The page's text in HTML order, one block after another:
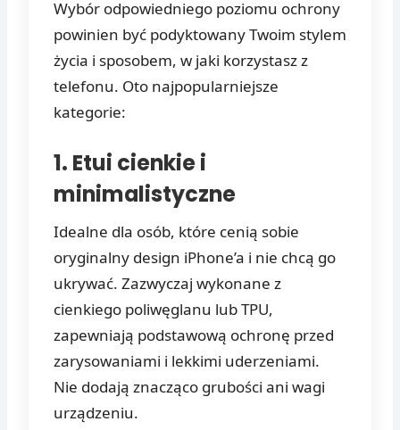
Wybór odpowiedniego poziomu ochrony
powinien być podyktowany Twoim stylem
życia i sposobem, w jaki korzystasz z
telefonu. Oto najpopularniejsze
kategorie:
1. Etui cienkie i
minimalistyczne
Idealne dla osób, które cenią sobie
oryginalny design iPhone’a i nie chcą go
ukrywać. Zazwyczaj wykonane z
cienkiego poliwęglanu lub TPU,
zapewniają podstawową ochronę przed
zarysowaniami i lekkimi uderzeniami.
Nie dodają znacząco grubości ani wagi
urządzeniu.